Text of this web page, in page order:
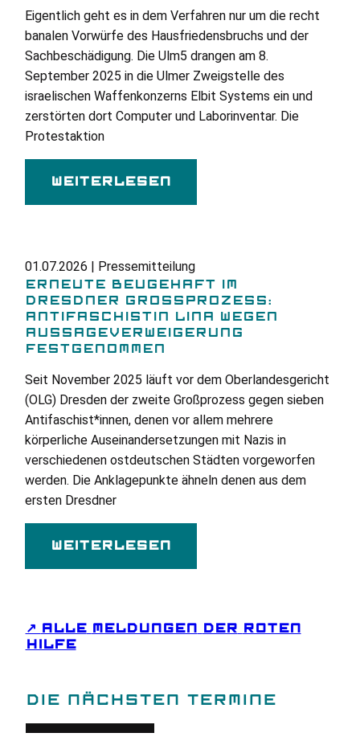
Eigentlich geht es in dem Verfahren nur um die recht
banalen Vorwürfe des Hausfriedensbruchs und der
Sachbeschädigung. Die Ulm5 drangen am 8.
September 2025 in die Ulmer Zweigstelle des
israelischen Waffenkonzerns Elbit Systems ein und
zerstörten dort Computer und Laborinventar. Die
Protestaktion
Weiterlesen
01.07.2026 | Pressemitteilung
ERNEUTE BEUGEHAFT IM
DRESDNER GROSSPROZESS: A
NTIFASCHISTIN LINA WEGEN A
USSAGEVERWEIGERUNG F
ESTGENOMMEN
Seit November 2025 läuft vor dem Oberlandesgericht
(OLG) Dresden der zweite Großprozess gegen sieben
Antifaschist*innen, denen vor allem mehrere
körperliche Auseinandersetzungen mit Nazis in
verschiedenen ostdeutschen Städten vorgeworfen
werden. Die Anklagepunkte ähneln denen aus dem
ersten Dresdner
Weiterlesen
↗ ALLE MELDUNGEN DER
ROTEN
HILFE
DIE NÄCHSTEN TERMINE